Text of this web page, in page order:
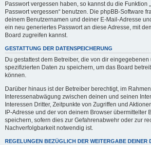
Passwort vergessen haben, so kannst du die Funktion
Passwort vergessen“ benutzen. Die phpBB-Software
deinem Benutzernamen und deiner E-Mail-Adresse
ein neu generiertes Passwort an diese Adresse, mit
Board zugreifen kannst.
GESTATTUNG DER DATENSPEICHERUNG
Du gestattest dem Betreiber, die von dir
spezifizierten Daten zu speichern, um das Board
können.
Darüber hinaus ist der Betreiber berechtigt, im
Interessenabwägung zwischen deinen und seinen
Interessen Dritter, Zeitpunkte von Zugriffen und
IP-Adresse und der von deinem Browser übermittelter
speichern, sofern dies zur Gefahrenabwehr oder zur
Nachverfolgbarkeit notwendig ist.
REGELUNGEN BEZÜGLICH DER WEITERGABE DEINER